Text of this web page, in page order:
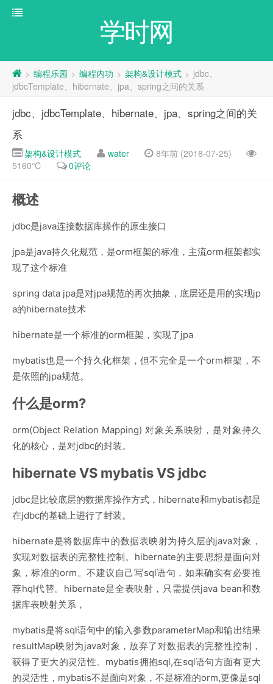
学时网
> 编程乐园 > 编程内功 > 架构&设计模式 > jdbc、
jdbcTemplate、hibernate、jpa、spring之间的关系
jdbc、jdbcTemplate、hibernate、jpa、spring之间的关
系
架构&设计模式 water
8年前 (2018-07-25)
5160℃
0评论
概述
jdbc是java连接数据库操作的原生接口
jpa是java持久化规范，是orm框架的标准，主流orm框架都实
现了这个标准
spring data jpa是对jpa规范的再次抽象，底层还是用的实现jp
a的hibernate技术
hibernate是一个标准的orm框架，实现了jpa
mybatis也是一个持久化框架，但不完全是一个orm框架，不
是依照的jpa规范。
什么是orm?
orm(Object Relation Mapping) 对象关系映射，是对象持久
化的核心，是对jdbc的封装。
hibernate VS mybatis VS jdbc
jdbc是比较底层的数据库操作方式，hibernate和mybatis都是
在jdbc的基础上进行了封装。
hibernate是将数据库中的数据表映射为持久层的java对象，
实现对数据表的完整性控制。hibernate的主要思想是面向对
象，标准的orm。不建议自己写sql语句，如果确实有必要推
荐hql代替。hibernate是全表映射，只需提供java bean和数
据库表映射关系，
mybatis是将sql语句中的输入参数parameterMap和输出结果
resultMap映射为java对象，放弃了对数据表的完整性控制，
获得了更大的灵活性。mybatis拥抱sql,在sql语句方面有更大
的灵活性，mybatis不是面向对象，不是标准的orm,更像是sql